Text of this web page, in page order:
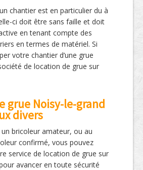
chantier est en particulier du à
ci doit être sans faille et doit
en tenant compte des
en termes de matériel. Si
votre chantier d’une grue
de location de grue sur
grue Noisy-le-grand
divers
bricoleur amateur, ou au
confirmé, vous pouvez
service de location de grue sur
avancer en toute sécurité